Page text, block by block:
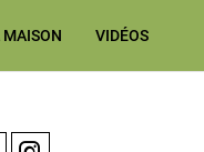
MAISON VIDÉOS